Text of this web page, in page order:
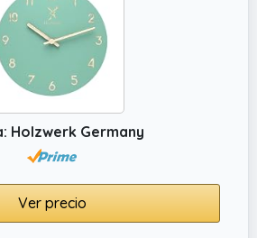
Holzwerk Germany
Ver precio